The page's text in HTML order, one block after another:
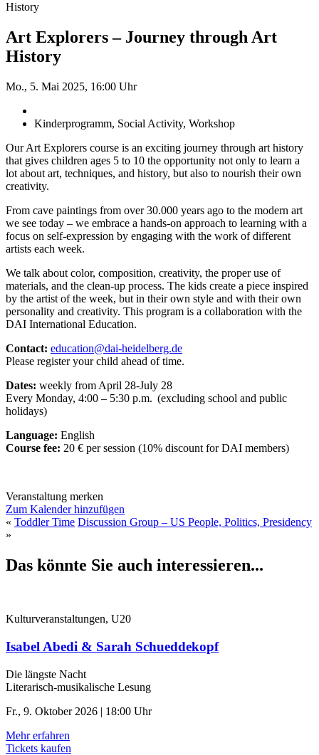
History
Art Explorers – Journey through Art
History
Mo., 5. Mai 2025, 16:00 Uhr
Kinderprogramm, Social Activity, Workshop
Our Art Explorers course is an exciting journey through art history
that gives children ages 5 to 10 the opportunity not only to learn a
lot about art, techniques, and history, but also to nourish their own
creativity.
From cave paintings from over 30.000 years ago to the modern art
we see today – we embrace a hands-on approach to learning with a
focus on self-expression by engaging with the work of different
artists each week.
We talk about color, composition, creativity, the proper use of
materials, and the clean-up process. The kids create a piece inspired
by the artist of the week, but in their own style and with their own
personality and creativity. This program is a collaboration with the
DAI International Education.
Contact: education@dai-heidelberg.de
Please register your child ahead of time.
Dates: weekly from April 28-July 28
Every Monday, 4:00 – 5:30 p.m. (excluding school and public
holidays)
Language: English
Course fee: 20 € per session (10% discount for DAI members)
Veranstaltung merken
Zum Kalender hinzufügen
« Toddler Time Discussion Group – US People, Politics, Presidency
»
Das könnte Sie auch interessieren...
Kulturveranstaltungen, U20
Isabel Abedi & Sarah Schueddekopf
Die längste Nacht
Literarisch-musikalische Lesung
Fr., 9. Oktober 2026 | 18:00 Uhr
Mehr erfahren
Tickets kaufen